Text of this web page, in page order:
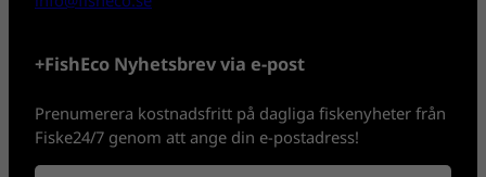
+FishEco Nyhetsbrev via e-post
Prenumerera kostnadsfritt på dagliga fiskenyheter från
Fiske24/7 genom att ange din e-postadress!